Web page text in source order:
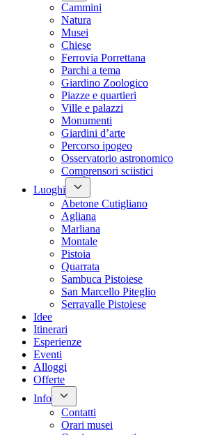
Cammini
Natura
Musei
Chiese
Ferrovia Porrettana
Parchi a tema
Giardino Zoologico
Piazze e quartieri
Ville e palazzi
Monumenti
Giardini d’arte
Percorso ipogeo
Osservatorio astronomico
Comprensori sciistici
Luoghi
Abetone Cutigliano
Agliana
Marliana
Montale
Pistoia
Quarrata
Sambuca Pistoiese
San Marcello Piteglio
Serravalle Pistoiese
Idee
Itinerari
Esperienze
Eventi
Alloggi
Offerte
Info
Contatti
Orari musei